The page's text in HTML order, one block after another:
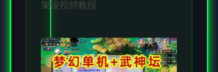
架设视频教程